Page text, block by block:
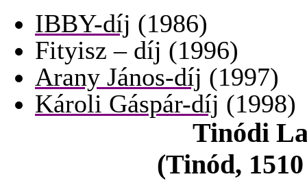
IBBY-díj (1986)
Fityisz – díj (1996)
Arany János-díj (1997)
Károli Gáspár-díj (1998)
Tinódi
(Tinód,